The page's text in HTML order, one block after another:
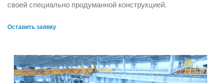
своей специально продуманной конструкцией.
Оставить заявку